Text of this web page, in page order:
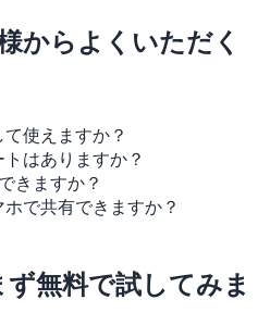
からよくいただく
使えますか？
はありますか？
きますか？
で共有できますか？
無料で試してみま